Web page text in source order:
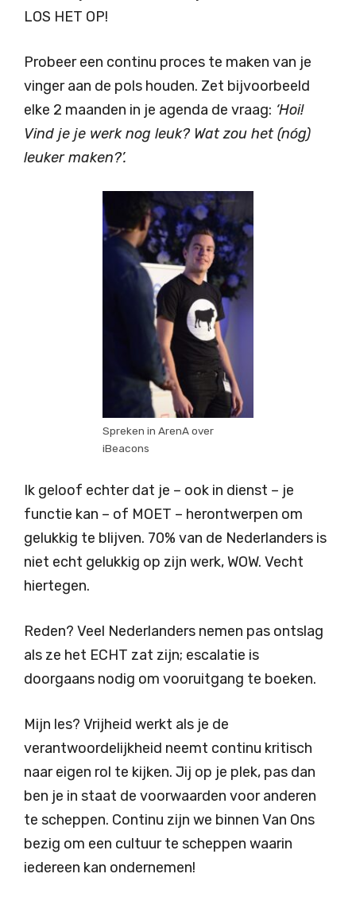
LOS HET OP!
Probeer een continu proces te maken van je
vinger aan de pols houden. Zet bijvoorbeeld
elke 2 maanden in je agenda de vraag: ‘Hoi!
Vind je je werk nog leuk? Wat zou het (nóg)
leuker maken?’.
Spreken in ArenA over
iBeacons
Ik geloof echter dat je – ook in dienst – je
functie kan – of MOET – herontwerpen om
gelukkig te blijven. 70% van de Nederlanders is
niet echt gelukkig op zijn werk, WOW. Vecht
hiertegen.
Reden? Veel Nederlanders nemen pas ontslag
als ze het ECHT zat zijn; escalatie is
doorgaans nodig om vooruitgang te boeken.
Mijn les? Vrijheid werkt als je de
verantwoordelijkheid neemt continu kritisch
naar eigen rol te kijken. Jij op je plek, pas dan
ben je in staat de voorwaarden voor anderen
te scheppen. Continu zijn we binnen Van Ons
bezig om een cultuur te scheppen waarin
iedereen kan ondernemen!